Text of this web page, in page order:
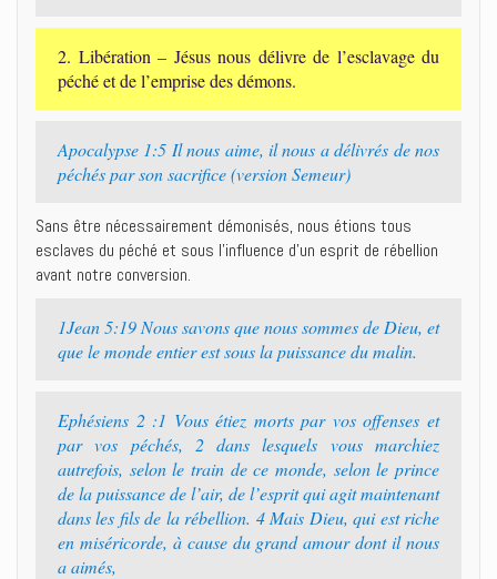
2. Libération – Jésus nous délivre de l’esclavage du
péché et de l’emprise des démons.
Apocalypse 1:5 Il nous aime, il nous a délivrés de nos
péchés par son sacrifice (version Semeur)
Sans être nécessairement démonisés, nous étions tous
esclaves du péché et sous l’influence d’un esprit de rébellion
avant notre conversion.
1Jean 5:19 Nous savons que nous sommes de Dieu, et
que le monde entier est sous la puissance du malin.
Ephésiens 2 :1 Vous étiez morts par vos offenses et
par vos péchés, 2 dans lesquels vous marchiez
autrefois, selon le train de ce monde, selon le prince
de la puissance de l’air, de l’esprit qui agit maintenant
dans les fils de la rébellion. 4 Mais Dieu, qui est riche
en miséricorde, à cause du grand amour dont il nous
a aimés,